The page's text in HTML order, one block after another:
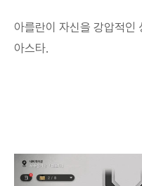
아를란이 자신을 강압적인
아스타.